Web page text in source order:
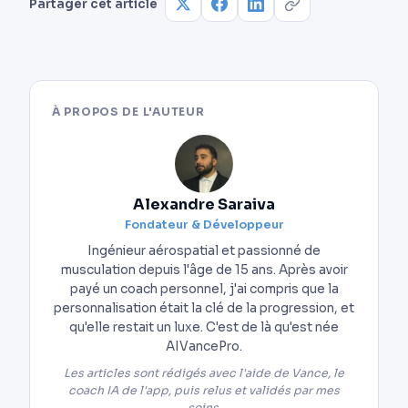
Partager cet article
À PROPOS DE L'AUTEUR
Alexandre Saraiva
Fondateur & Développeur
Ingénieur aérospatial et passionné de
musculation depuis l'âge de 15 ans. Après avoir
payé un coach personnel, j'ai compris que la
personnalisation était la clé de la progression, et
qu'elle restait un luxe. C'est de là qu'est née
AIVancePro.
Les articles sont rédigés avec l'aide de Vance, le
coach IA de l'app, puis relus et validés par mes